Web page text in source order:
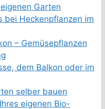
Garten
bei Heckenpflanzen im
– Gemüsepflanzen
dem Balkon oder im
selber bauen
eigenen Bio-